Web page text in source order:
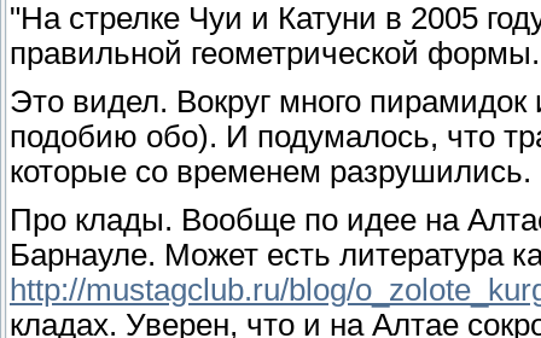
"На стрелке Чуи и Катуни в 2005
правильной геометрической
Это видел. Вокруг много
подобию обо). И подумалось, что
которые со временем разрушились.
Про клады. Вообще по идее на
Барнауле. Может есть литература
http://mustagclub.ru/blog/
кладах. Уверен, что и на Алтае